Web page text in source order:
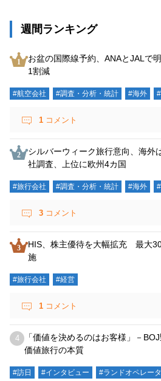
週間ランキング
お盆の国際線予約、ANAとJALで
1割減
#航空会社 #調査・分析・統計 #海外
1 コメント
シルバーウィーク旅行意向、海
社調査、上位に欧州4カ国
#旅行会社 #調査・分析・統計 #海外
3 コメント
HIS、株主優待を大幅拡充 最大
施
#旅行会社 #経営
1 コメント
「価値を決めるのはお客様」－
価値旅行の本質
#訪日 #インタビュー #ランドオペレー